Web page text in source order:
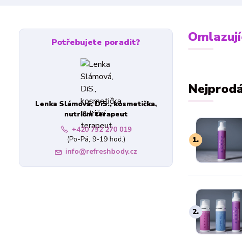
1.
2.
Potřebujete poradit?
Lenka Slámová, DiS., kosmetička,
nutriční terapeut
+420 732 270 019
(Po-Pá, 9-19 hod.)
info@refreshbody.cz